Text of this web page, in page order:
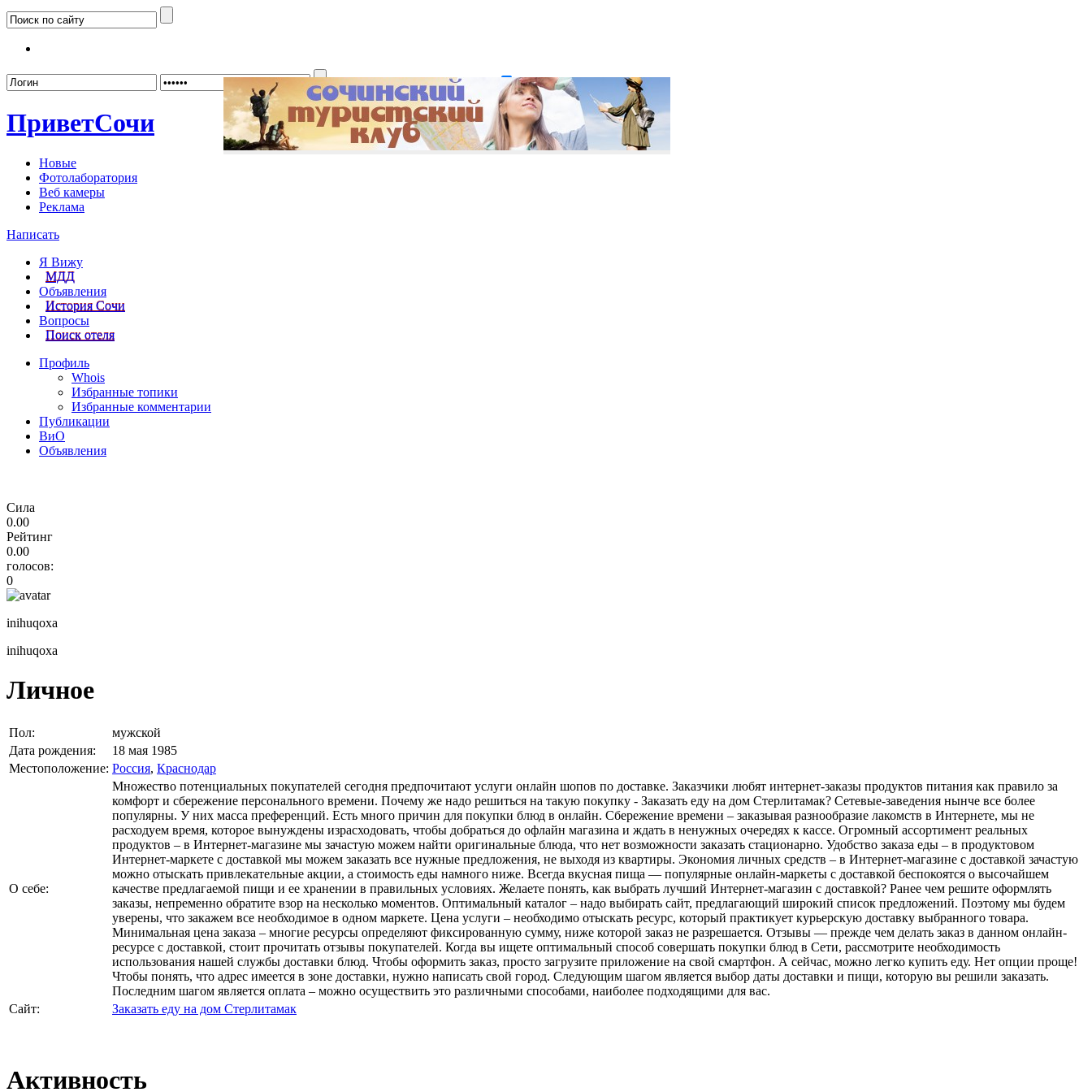
Забыли пароль? Регистрация
ПриветСочи
Новые
Фотолаборатория
Веб камеры
Реклама
Написать
Я Вижу
МДД
Объявления
История Сочи
Вопросы
Поиск отеля
Профиль
Whois
Избранные топики
Избранные комментарии
Публикации
ВиО
Объявления
Сила
0.00
Рейтинг
0.00
голосов:
0
inihuqoxa
inihuqoxa
Личное
Пол:
мужской
Дата рождения:
18 мая 1985
Местоположение: Россия, Краснодар
О себе:
Множество потенциальных покупателей сегодня предпочитают услуги онлайн шопов по доставке. Заказчики любят интернет-заказы продуктов питания как правило за
комфорт и сбережение персонального времени. Почему же надо решиться на такую покупку - Заказать еду на дом Стерлитамак? Сетевые-заведения нынче все более
популярны. У них масса преференций. Есть много причин для покупки блюд в онлайн. Сбережение времени – заказывая разнообразие лакомств в Интернете, мы не
расходуем время, которое вынуждены израсходовать, чтобы добраться до офлайн магазина и ждать в ненужных очередях к кассе. Огромный ассортимент реальных
продуктов – в Интернет-магазине мы зачастую можем найти оригинальные блюда, что нет возможности заказать стационарно. Удобство заказа еды – в продуктовом
Интернет-маркете с доставкой мы можем заказать все нужные предложения, не выходя из квартиры. Экономия личных средств – в Интернет-магазине с доставкой зачастую
можно отыскать привлекательные акции, а стоимость еды намного ниже. Всегда вкусная пища — популярные онлайн-маркеты с доставкой беспокоятся о высочайшем
качестве предлагаемой пищи и ее хранении в правильных условиях. Желаете понять, как выбрать лучший Интернет-магазин с доставкой? Ранее чем решите оформлять
заказы, непременно обратите взор на несколько моментов. Оптимальный каталог – надо выбирать сайт, предлагающий широкий список предложений. Поэтому мы будем
уверены, что закажем все необходимое в одном маркете. Цена услуги – необходимо отыскать ресурс, который практикует курьерскую доставку выбранного товара.
Минимальная цена заказа – многие ресурсы определяют фиксированную сумму, ниже которой заказ не разрешается. Отзывы — прежде чем делать заказ в данном онлайн-
ресурсе с доставкой, стоит прочитать отзывы покупателей. Когда вы ищете оптимальный способ совершать покупки блюд в Сети, рассмотрите необходимость
использования нашей службы доставки блюд. Чтобы оформить заказ, просто загрузите приложение на свой смартфон. А сейчас, можно легко купить еду. Нет опции проще!
Чтобы понять, что адрес имеется в зоне доставки, нужно написать свой город. Следующим шагом является выбор даты доставки и пищи, которую вы решили заказать.
Последним шагом является оплата – можно осуществить это различными способами, наиболее подходящими для вас.
Сайт:
Заказать еду на дом Стерлитамак
Активность